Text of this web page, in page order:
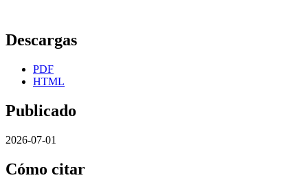
Descargas
PDF
HTML
Publicado
2026-07-01
Cómo citar